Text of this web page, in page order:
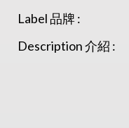
Label 品牌 :
Description 介紹 :